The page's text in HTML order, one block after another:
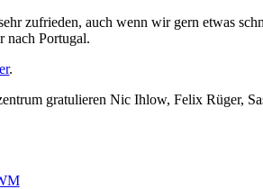
zufrieden, auch wenn wir gern etwas
nach Portugal.
.
gratulieren Nic Ihlow, Felix Rüger,